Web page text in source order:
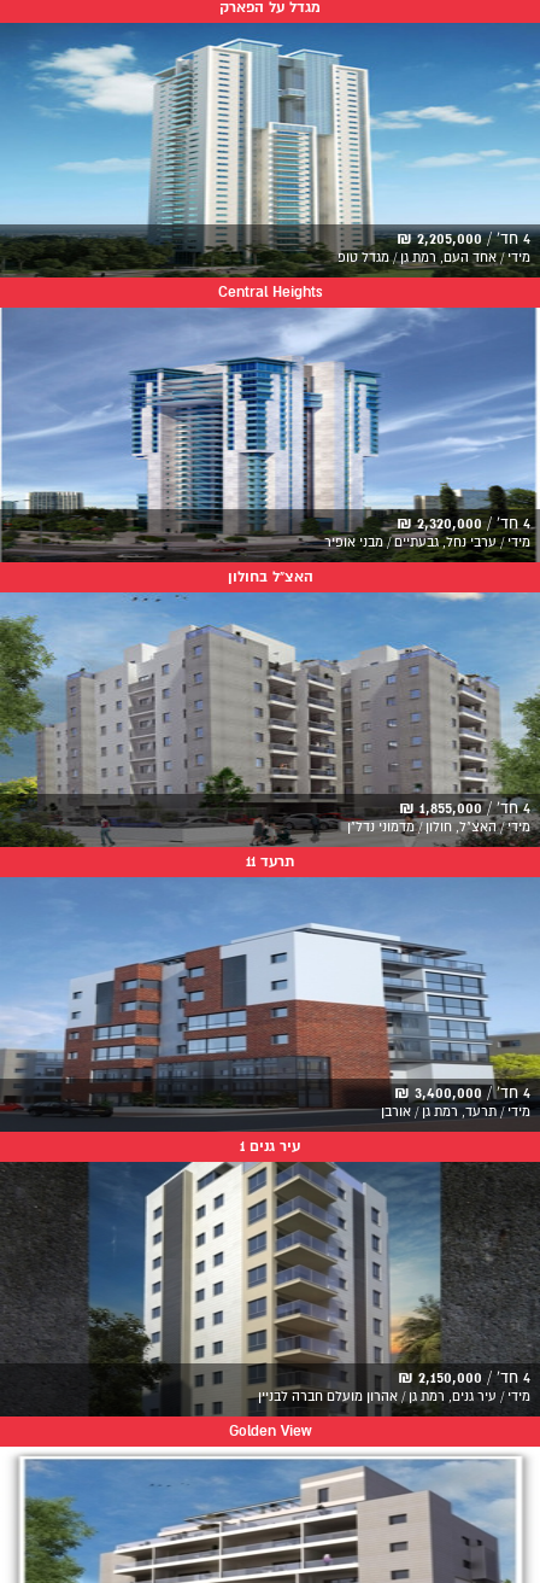
מגדל על הפארק
4 חד' / 2,205,000 ₪
מידי / אחד העם, רמת גן / מגדל טופ
Central Heights
4 חד' / 2,320,000 ₪
מידי / ערבי נחל, גבעתיים / מבני אופיר
האצ"ל בחולון
4 חד' / 1,855,000 ₪
מידי / האצ"ל, חולון / מדמוני נדל"ן
תרעד 11
4 חד' / 3,400,000 ₪
מידי / תרעד, רמת גן / אורבן
עיר גנים 1
4 חד' / 2,150,000 ₪
מידי / עיר גנים, רמת גן / אהרון מועלם חברה לבניין
Golden View